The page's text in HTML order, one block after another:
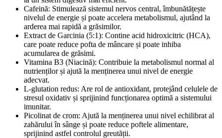
Cafeină: Stimulează sistemul nervos central, îmbunătățește
nivelul de energie și poate accelera metabolismul, ajutând la
arderea mai rapidă a grăsimilor.
Extract de Garcinia (5:1): Contine acid hidroxicitric (HCA),
care poate reduce pofta de mâncare și poate inhiba
acumularea de grăsimi.
Vitamina B3 (Niacină): Contribuie la metabolismul normal al
nutrienților și ajută la menținerea unui nivel de energie
adecvat.
L-glutation redus: Are rol de antioxidant, protejând celulele de
stresul oxidativ și sprijinind funcționarea optimă a sistemului
imunitar.
Picolinat de crom: Ajută la menținerea unui nivel echilibrat al
zahărului în sânge și poate reduce poftele alimentare,
sprijinind astfel controlul greutății.